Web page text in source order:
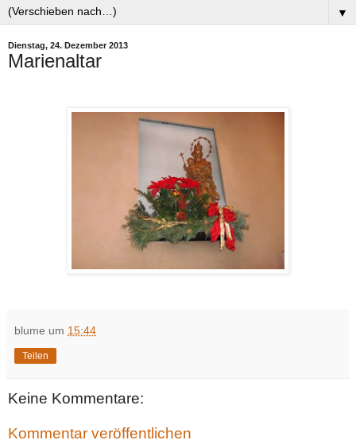
▼
Dienstag, 24. Dezember 2013
Marienaltar
blume um 15:44
Teilen
Keine Kommentare:
Kommentar veröffentlichen